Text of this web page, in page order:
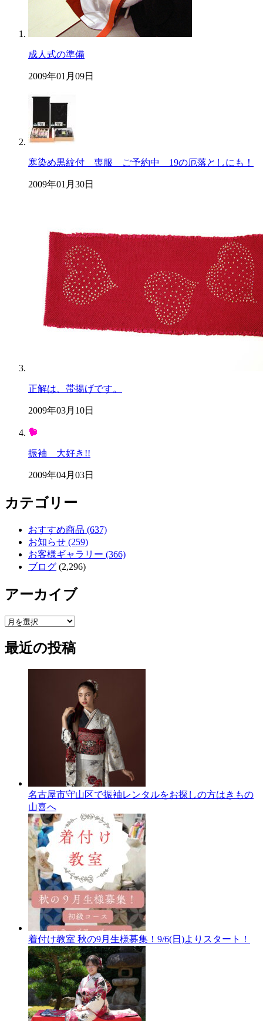
成人式の準備
2009年01月09日
寒染め黒紋付 喪服 ご予約中 19の厄落としにも！
2009年01月30日
正解は、帯揚げです。
2009年03月10日
振袖 大好き!!
2009年04月03日
カテゴリー
おすすめ商品 (637)
お知らせ (259)
お客様ギャラリー (366)
ブログ (2,296)
アーカイブ
ア
カ
イ
最近の投稿
名古屋市守山区で振袖レンタルをお探しの方はきもの
山喜へ
着付け教室 秋の9月生様募集！9/6(日)よりスタート！